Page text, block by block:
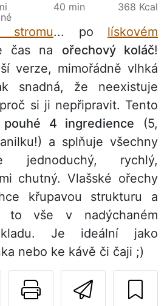
40 min 368 Kcal
stromu... po lískovém
čas na ořechový koláč!
verze, mimořádně vlhká
snadná, že neexistuje
si ji nepřipravit. Tento
pouhé 4 ingredience (5,
a splňuje všechny
jednoduchý, rychlý,
chutný. Vlašské ořechy
křupavou strukturu a
to vše v nadýchaném
Je ideální jako
nebo ke kávě či čaji ;)
Vytisknout
Položit otázku